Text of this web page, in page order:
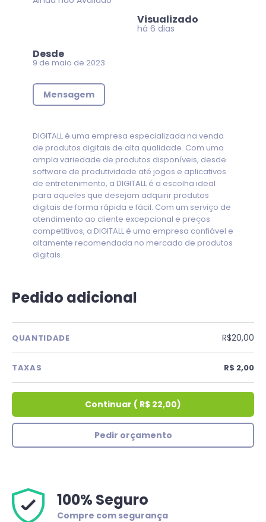
Visualizado
há 6 dias
Desde
9 de maio de 2023
Mensagem
DIGITALL é uma empresa especializada na venda
de produtos digitais de alta qualidade. Com uma
ampla variedade de produtos disponíveis, desde
software de produtividade até jogos e aplicativos
de entretenimento, a DIGITALL é a escolha ideal
para aqueles que desejam adquirir produtos
digitais de forma rápida e fácil. Com um serviço de
atendimento ao cliente excepcional e preços
competitivos, a DIGITALL é uma empresa confiável e
altamente recomendada no mercado de produtos
digitais.
Pedido adicional
QUANTIDADE R$20,00
TAXAS R$ 2,00
Continuar ( R$ 22,00)
Pedir orçamento
100% Seguro
Compre com segurança